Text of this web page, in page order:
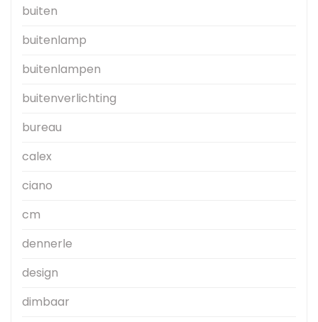
buiten
buitenlamp
buitenlampen
buitenverlichting
bureau
calex
ciano
cm
dennerle
design
dimbaar